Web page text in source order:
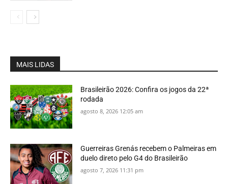
MAIS LIDAS
Brasileirão 2026: Confira os jogos da 22ª
rodada
agosto 8, 2026 12:05 am
Guerreiras Grenás recebem o Palmeiras em
duelo direto pelo G4 do Brasileirão
agosto 7, 2026 11:31 pm